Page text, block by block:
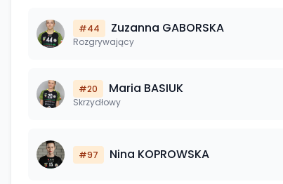
#44 Zuzanna GABORSKA
Rozgrywający
#20 Maria BASIUK
Skrzydłowy
#97 Nina KOPROWSKA